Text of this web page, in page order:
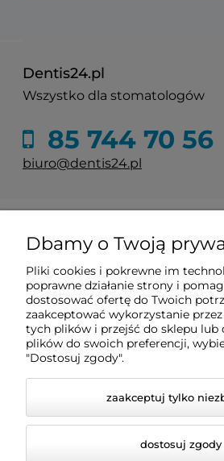
Dentis24.pl
Wszystko dla stomatologów
85 744 70 56
biuro@dentis24.pl
Zakupy
Pomoc
Moje konto
Dbamy o Twoją
Pliki cookies i pokrewne im
poprawne działanie strony i
dostosować ofertę do Twoich
zaakceptować wykorzystanie
tych plików i przejść do sklepu lub
plików do swoich preferencji,
"Dostosuj zgody".
zaakceptuj tylko
dostosuj zgody